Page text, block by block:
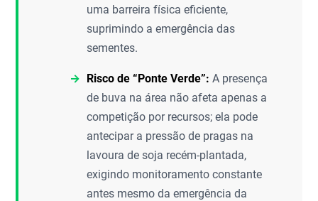
uma barreira física eficiente,
suprimindo a emergência das
sementes.
Risco de “Ponte Verde”: A presença
de buva na área não afeta apenas a
competição por recursos; ela pode
antecipar a pressão de pragas na
lavoura de soja recém-plantada,
exigindo monitoramento constante
antes mesmo da emergência da